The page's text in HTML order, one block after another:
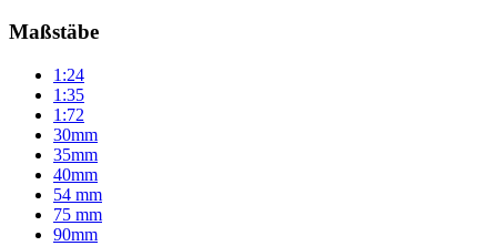
Maßstäbe
1:24
1:35
1:72
30mm
35mm
40mm
54 mm
75 mm
90mm